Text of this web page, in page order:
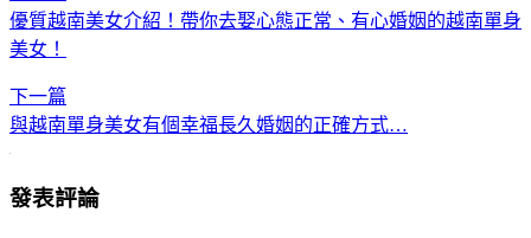
優質越南美女介紹！帶你去娶心態正常、有心婚姻的越南單身
美女！
下一篇
與越南單身美女有個幸福長久婚姻的正確方式…
發表評論